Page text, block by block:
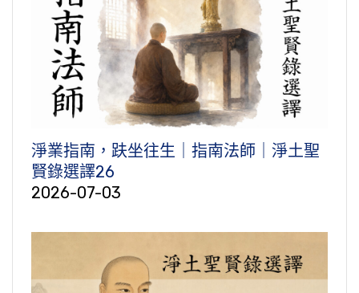
淨業指南，趺坐往生｜指南法師｜淨土聖
賢錄選譯26
2026-07-03